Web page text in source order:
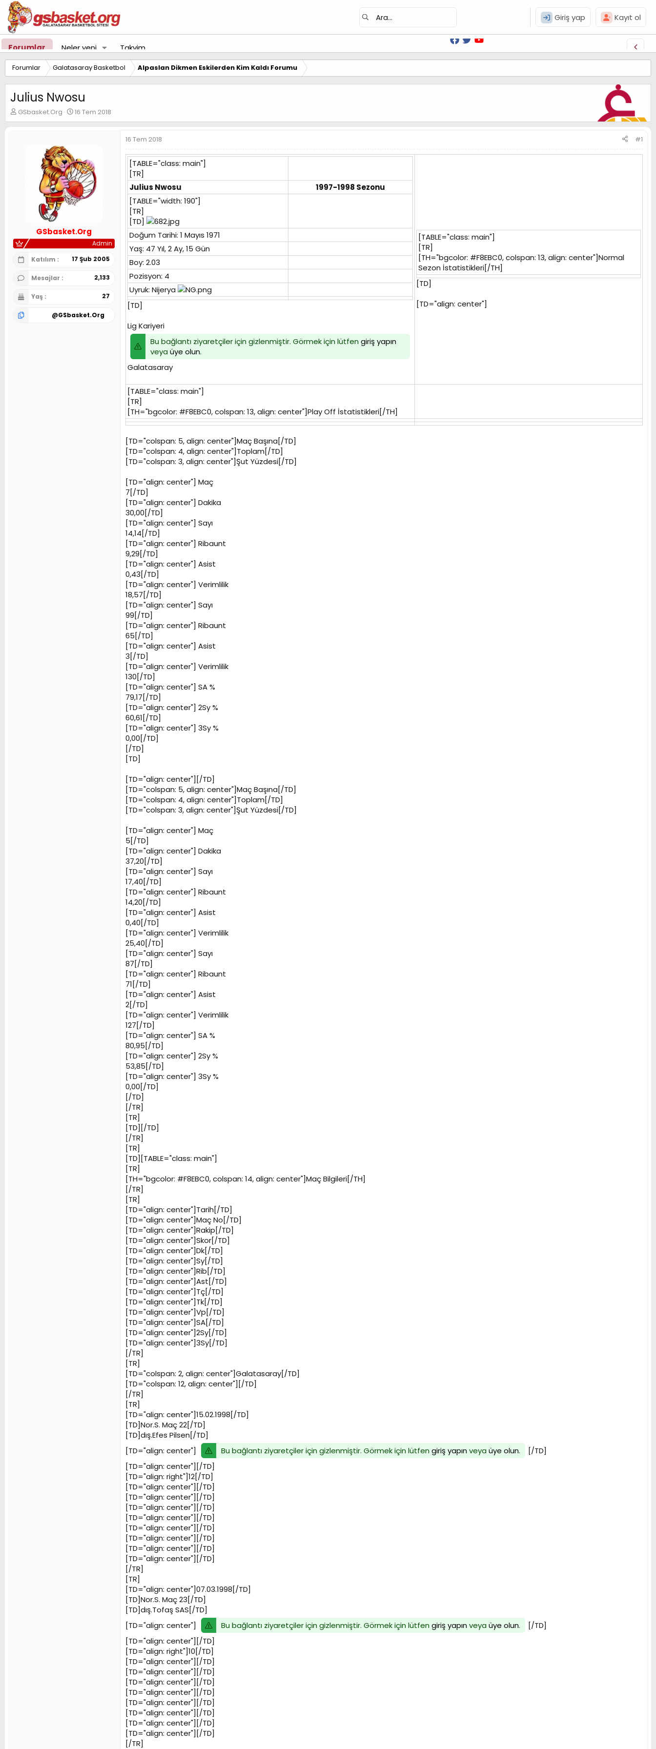
Giriş yap Kayıt ol
Forumlar Neler yeni Takvim
Forumlar Galatasaray Basketbol Alpaslan Dikmen Eskilerden Kim Kaldı Forumu
Julius Nwosu
K
o
GSbasket.Org
B
a
g
ı
ç
t
a
r
i
16 Tem 2018
GSbasket.Org
Admin
Katılım
17 Şub 2005
Mesajlar 2,133
Yaş 27
@GSbasket.Org
16 Tem 2018 #1
[TABLE="class: main"]
[TR]
Julius Nwosu
1997-1998 Sezonu
[TABLE="width: 190"]
[TR]
[TD]
Doğum Tarihi: 1 Mayıs 1971
Yaş: 47 Yıl, 2 Ay, 15 Gün
Boy: 2.03
Pozisyon: 4
Uyruk: Nijerya
[TD]
Lig Kariyeri
Bu bağlantı ziyaretçiler için gizlenmiştir. Görmek için lütfen giriş yapın
veya üye olun.
Galatasaray
[TABLE="class: main"]
[TR]
[TH="bgcolor: #F8EBC0, colspan: 13, align: center"]Normal
Sezon İstatistikleri[/TH]
[TD]
[TD="align: center"]
[TABLE="class: main"]
[TR]
[TH="bgcolor: #F8EBC0, colspan: 13, align: center"]Play Off İstatistikleri[/TH]
[TD="colspan: 5, align: center"]Maç Başına[/TD]
[TD="colspan: 4, align: center"]Toplam[/TD]
[TD="colspan: 3, align: center"]Şut Yüzdesi[/TD]
[TD="align: center"] Maç
7[/TD]
[TD="align: center"] Dakika
30,00[/TD]
[TD="align: center"] Sayı
14,14[/TD]
[TD="align: center"] Ribaunt
9,29[/TD]
[TD="align: center"] Asist
0,43[/TD]
[TD="align: center"] Verimlilik
18,57[/TD]
[TD="align: center"] Sayı
99[/TD]
[TD="align: center"] Ribaunt
65[/TD]
[TD="align: center"] Asist
3[/TD]
[TD="align: center"] Verimlilik
130[/TD]
[TD="align: center"] SA %
79,17[/TD]
[TD="align: center"] 2Sy %
60,61[/TD]
[TD="align: center"] 3Sy %
0,00[/TD]
[/TD]
[TD]
[TD="align: center"][/TD]
[TD="colspan: 5, align: center"]Maç Başına[/TD]
[TD="colspan: 4, align: center"]Toplam[/TD]
[TD="colspan: 3, align: center"]Şut Yüzdesi[/TD]
[TD="align: center"] Maç
5[/TD]
[TD="align: center"] Dakika
37,20[/TD]
[TD="align: center"] Sayı
17,40[/TD]
[TD="align: center"] Ribaunt
14,20[/TD]
[TD="align: center"] Asist
0,40[/TD]
[TD="align: center"] Verimlilik
25,40[/TD]
[TD="align: center"] Sayı
87[/TD]
[TD="align: center"] Ribaunt
71[/TD]
[TD="align: center"] Asist
2[/TD]
[TD="align: center"] Verimlilik
127[/TD]
[TD="align: center"] SA %
80,95[/TD]
[TD="align: center"] 2Sy %
53,85[/TD]
[TD="align: center"] 3Sy %
0,00[/TD]
[/TD]
[/TR]
[TR]
[TD][/TD]
[/TR]
[TR]
[TD][TABLE="class: main"]
[TR]
[TH="bgcolor: #F8EBC0, colspan: 14, align: center"]Maç Bilgileri[/TH]
[/TR]
[TR]
[TD="align: center"]Tarih[/TD]
[TD="align: center"]Maç No[/TD]
[TD="align: center"]Rakip[/TD]
[TD="align: center"]Skor[/TD]
[TD="align: center"]Dk[/TD]
[TD="align: center"]Sy[/TD]
[TD="align: center"]Rib[/TD]
[TD="align: center"]Ast[/TD]
[TD="align: center"]Tç[/TD]
[TD="align: center"]Tk[/TD]
[TD="align: center"]Vp[/TD]
[TD="align: center"]SA[/TD]
[TD="align: center"]2Sy[/TD]
[TD="align: center"]3Sy[/TD]
[/TR]
[TR]
[TD="colspan: 2, align: center"]Galatasaray[/TD]
[TD="colspan: 12, align: center"][/TD]
[/TR]
[TR]
[TD="align: center"]15.02.1998[/TD]
[TD]Nor.S. Maç 22[/TD]
[TD]dış.Efes Pilsen[/TD]
[TD="align: center"]
Bu bağlantı ziyaretçiler için gizlenmiştir. Görmek için lütfen giriş yapınveya üye olun.
[/TD]
[TD="align: center"][/TD]
[TD="align: right"]12[/TD]
[TD="align: center"][/TD]
[TD="align: center"][/TD]
[TD="align: center"][/TD]
[TD="align: center"][/TD]
[TD="align: center"][/TD]
[TD="align: center"][/TD]
[TD="align: center"][/TD]
[TD="align: center"][/TD]
[/TR]
[TR]
[TD="align: center"]07.03.1998[/TD]
[TD]Nor.S. Maç 23[/TD]
[TD]dış.Tofaş SAS[/TD]
[TD="align: center"]
Bu bağlantı ziyaretçiler için gizlenmiştir. Görmek için lütfen giriş yapınveya üye olun.
[/TD]
[TD="align: center"][/TD]
[TD="align: right"]10[/TD]
[TD="align: center"][/TD]
[TD="align: center"][/TD]
[TD="align: center"][/TD]
[TD="align: center"][/TD]
[TD="align: center"][/TD]
[TD="align: center"][/TD]
[TD="align: center"][/TD]
[TD="align: center"][/TD]
[/TR]